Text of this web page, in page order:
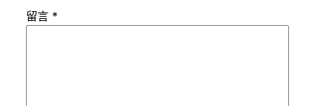
留言 *